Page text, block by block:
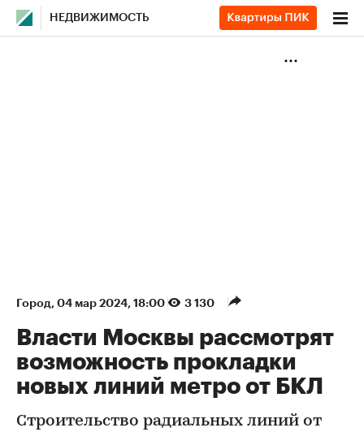
НЕДВИЖИМОСТЬ
Город⁠, 04 мар 2024, 18:00 3 130
Власти Москвы рассмотрят
возможность прокладки
новых линий метро от БКЛ
Строительство радиальных линий от